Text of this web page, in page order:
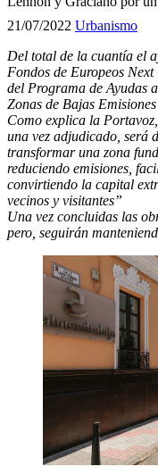
21/07/2022 Urbanismo
Del total de la cuantía el
Fondos de Europeos
del Programa de Ayudas
Zonas de Bajas Emisiones
Como explica la
una vez adjudicado, será
transformar una zona
reduciendo emisiones,
convirtiendo la capital
vecinos y visitantes”
Una vez concluidas las
pero, seguirán